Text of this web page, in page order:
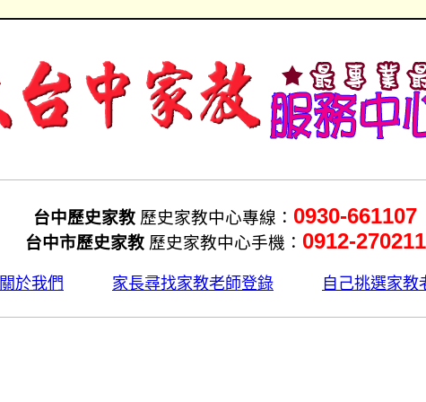
台中歷史家教 歷史家教中心專線： 0930-661107
台中市歷史家教 歷史家教中心手機： 0912-270211
關於我們 家長尋找家教老師登錄 自己挑選家教